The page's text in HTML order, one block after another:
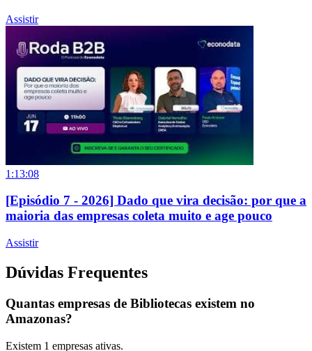
Assistir
1:13:08
[Episódio 7 - 2026] Dado que vira decisão: por que a
maioria das empresas coleta muito e age pouco
Assistir
Dúvidas Frequentes
Quantas empresas de Bibliotecas existem no
Amazonas?
Existem 1 empresas ativas.